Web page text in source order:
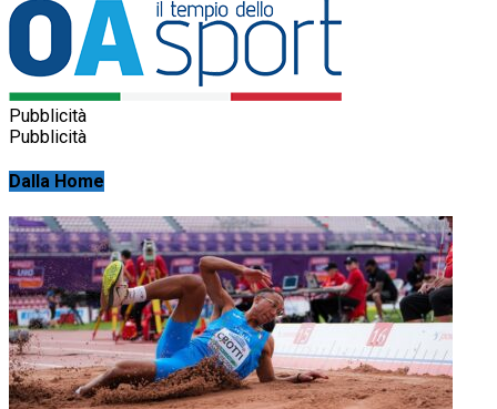
Pubblicità
Pubblicità
Dalla Home